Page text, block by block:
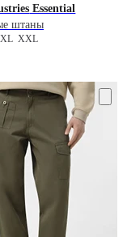
Essential
штаны
XLXXL